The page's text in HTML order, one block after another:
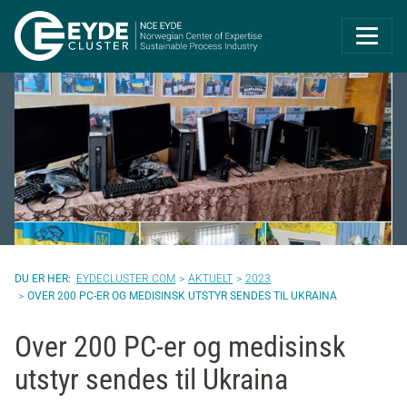
Eyde-Cluster |
EYDECLUSTER.COM AKTUELT
2023
OVER 200 PC-ER OG MEDISINSK UTSTYR SENDES TIL UKRAINA
Over 200 PC-er og medisinsk
utstyr sendes til Ukraina